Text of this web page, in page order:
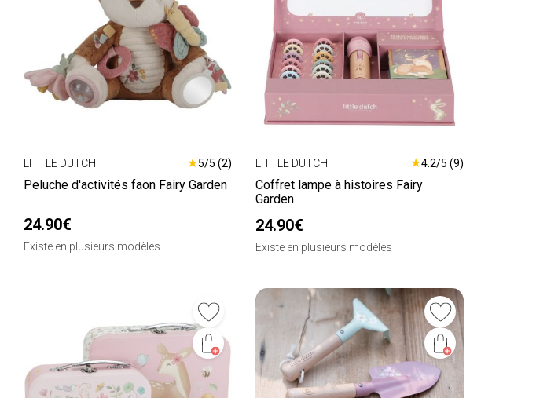
LITTLE DUTCH ★5/5 (2)
Peluche d'activités faon Fairy Garden
24.90€
Existe en plusieurs modèles
LITTLE DUTCH ★4.2/5 (9)
Coffret lampe à histoires Fairy
Garden
24.90€
Existe en plusieurs modèles